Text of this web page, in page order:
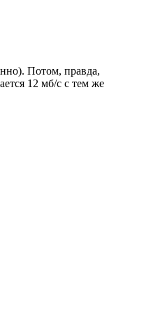
Потом, правда,
12 мб/с с тем же